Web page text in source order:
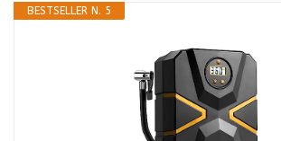
BESTSELLER N. 5